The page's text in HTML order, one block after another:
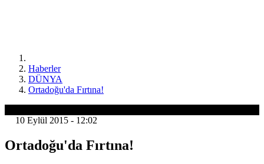
Haberler
DÜNYA
Ortadoğu'da Fırtına!
10 Eylül 2015 - 12:02
Ortadoğu'da Fırtına!